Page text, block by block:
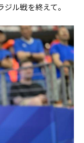
ル戦を終えて。